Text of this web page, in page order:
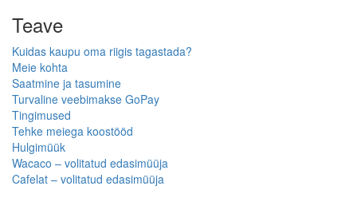
Teave
Kuidas kaupu oma riigis tagastada?
Meie kohta
Saatmine ja tasumine
Turvaline veebimakse GoPay
Tingimused
Tehke meiega koostööd
Hulgimüük
Wacaco – volitatud edasimüüja
Cafelat – volitatud edasimüüja